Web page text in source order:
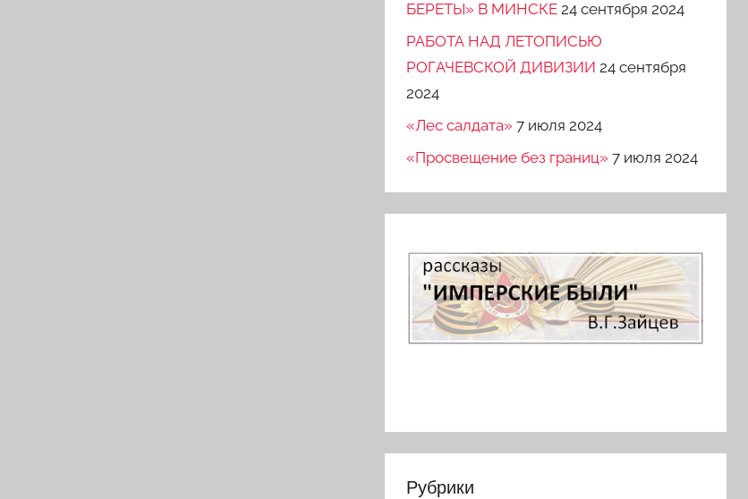
БЕРЕТЫ» В МИНСКЕ 24 сентября 2024
РАБОТА НАД ЛЕТОПИСЬЮ
РОГАЧЕВСКОЙ ДИВИЗИИ 24 сентября
2024
«Лес салдата» 7 июля 2024
«Просвещение без границ» 7 июля 2024
Рубрики